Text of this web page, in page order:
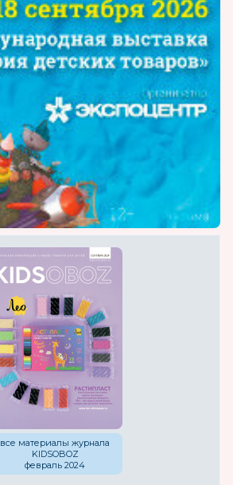
все материалы журнала
KIDSOBOZ
февраль 2024